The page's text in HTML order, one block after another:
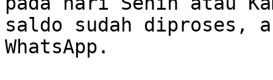
saldo sudah diproses,